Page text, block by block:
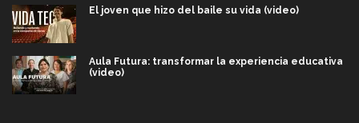
El joven que hizo del baile su vida (video)
Aula Futura: transformar la experiencia educativa
(video)